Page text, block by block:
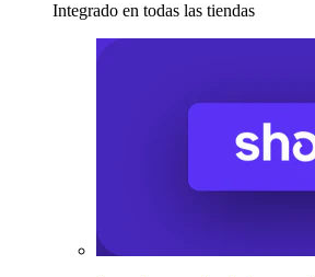
Integrado en todas las tiendas